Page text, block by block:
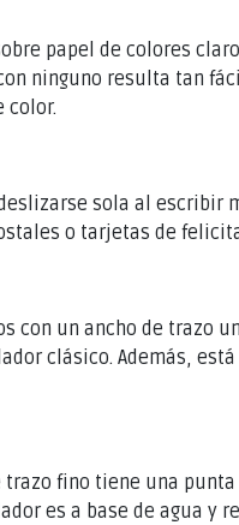
papel de colores
ninguno resulta tan
color.
sola al escribir
o tarjetas de
con un ancho de trazo
clásico. Además,
fino tiene una punta
es a base de agua y